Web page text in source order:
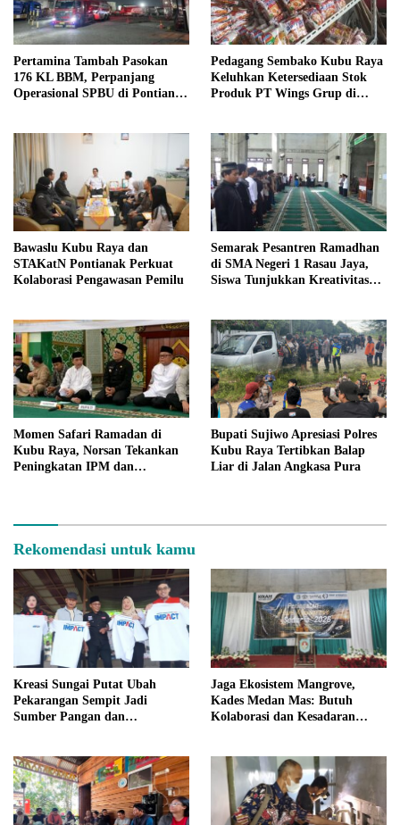
Pertamina Tambah Pasokan
176 KL BBM, Perpanjang
Operasional SPBU di Pontianak
Pedagang Sembako Kubu Raya
Keluhkan Ketersediaan Stok
Produk PT Wings Grup di
Bawaslu Kubu Raya dan
STAKatN Pontianak Perkuat
Kolaborasi Pengawasan Pemilu
Semarak Pesantren Ramadhan
di SMA Negeri 1 Rasau Jaya,
Siswa Tunjukkan Kreativitas
Momen Safari Ramadan di
Kubu Raya, Norsan Tekankan
Peningkatan IPM dan
Bupati Sujiwo Apresiasi Polres
Kubu Raya Tertibkan Balap
Liar di Jalan Angkasa Pura
Rekomendasi untuk kamu
Kreasi Sungai Putat Ubah
Pekarangan Sempit Jadi
Sumber Pangan dan
Jaga Ekosistem Mangrove,
Kades Medan Mas: Butuh
Kolaborasi dan Kesadaran